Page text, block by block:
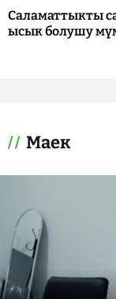
Саламаттыкты
ысык болушу
Маек